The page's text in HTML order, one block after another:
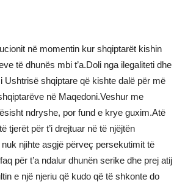
në momentin kur shqiptarët kishin
të dhunës mbi t’a.Doli nga ilegaliteti dhe
Ushtrisë shqiptare që kishte dalë për më
në Maqedoni.Veshur me
ndryshe, por fund e krye guxim.Atë
tjerët për t’i drejtuar në të njëjtën
njihte asgjë përveç persekutimit të
për t’a ndalur dhunën serike dhe prej atij
e një njeriu që kudo që të shkonte do